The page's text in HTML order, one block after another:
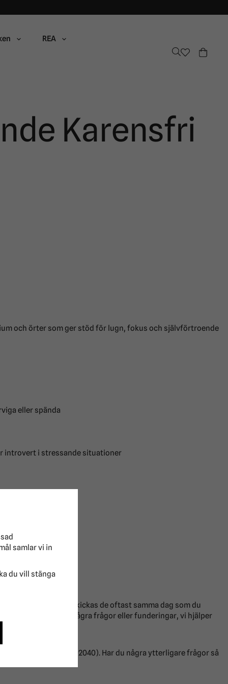
REA
Karensfri
och örter som ger stöd för lugn, fokus och självförtroende
eller spända
introvert i stressande situationer
på lager så skickas de oftast samma dag som du
om du har några frågor eller funderingar, vi hjälper
telefon (0431-302040). Har du några ytterligare frågor så
samlar vi in
du vill stänga